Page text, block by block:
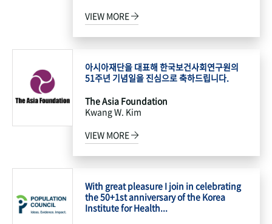
VIEW MORE
아시아재단을 대표해 한국보건사회연구원의
51주년 기념일을 진심으로 축하드립니다.
The Asia Foundation
Kwang W. Kim
VIEW MORE
With great pleasure I join in celebrating
the 50+1st anniversary of the Korea
Institute for Health...